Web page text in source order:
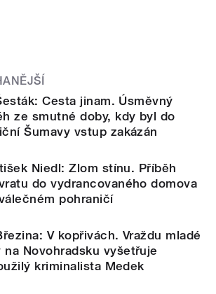
Cesta jinam. Úsměvný
ze smutné doby, kdy byl do
Šumavy vstup zakázán
Niedl: Zlom stínu. Příběh
do vydrancovaného domova
pohraničí
V kopřivách. Vraždu mladé
na Novohradsku vyšetřuje
kriminalista Medek